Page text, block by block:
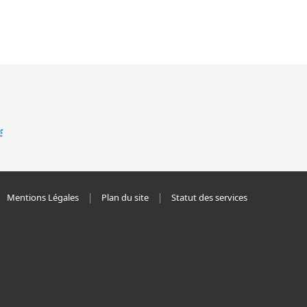
Mentions Légales Plan du site Statut des services